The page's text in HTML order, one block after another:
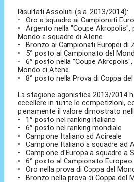
Risultati Assoluti (s.a. 2013/2014):
• Oro a squadre ai Campionati
• Argento nella "Coupe Akropolis",
Mondo a squadre di Atene
• Bronzo ai Campionati Europei di
• 5° posto al Campionato del
• 6° posto nella "Coupe Akropolis",
Mondo di Atene
• 8° posto nella Prova di Coppa
Lastagione agonistica 2013/2014
eccellere in tutte le competizioni,
pienamente il valore dimostrato
• 1° posto nel ranking italiano
• 6° posto nel ranking mondiale
• Campione Italiano ad Acireale
• Campione Italiano a squadre ad
• Campione d'Europa a squadre a
• 6° posto al Campionato Europeo
• Oro nella prova di Coppa del
• Bronzo nella prova di Coppa del